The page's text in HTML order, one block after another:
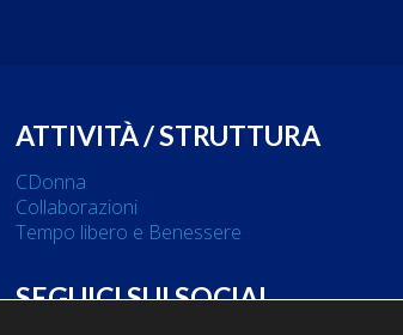
ATTIVITÀ / STRUTTURA
CDonna
Collaborazioni
Tempo libero e Benessere
SEGUICI SUI SOCIAL